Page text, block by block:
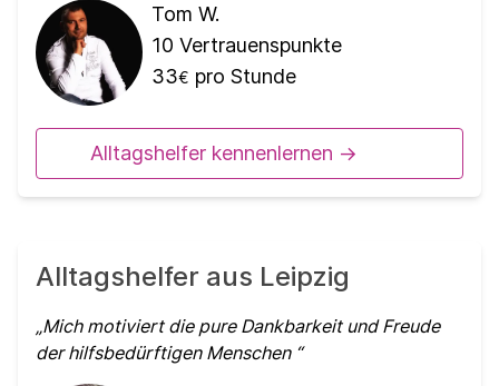
Tom W.
10 Vertrauenspunkte
33€ pro Stunde
Alltagshelfer kennenlernen ->
Alltagshelfer aus Leipzig
Mich motiviert die pure Dankbarkeit und Freude
der hilfsbedürftigen Menschen